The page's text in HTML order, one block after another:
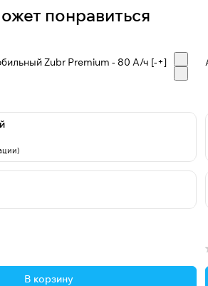
понравиться
Zubr Premium - 80 А/ч [-+]
В корзину